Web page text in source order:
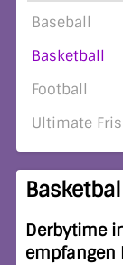
Baseball
Basketball
Football
Ultimate
Derbytime
empfangen